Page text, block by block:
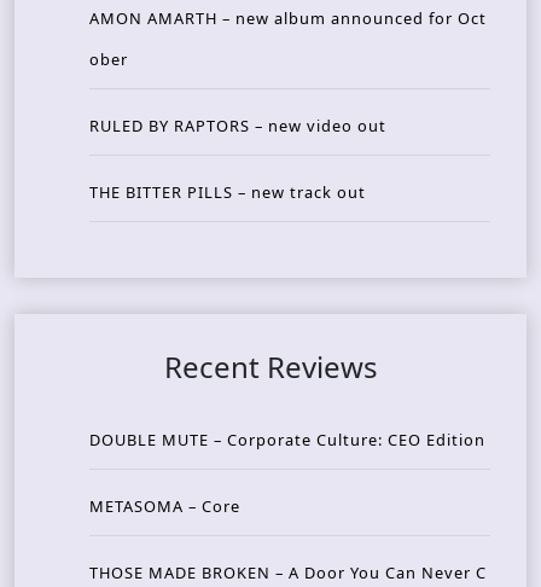
AMON AMARTH – new album announced for Oct
ober
RULED BY RAPTORS – new video out
THE BITTER PILLS – new track out
Recent Reviews
DOUBLE MUTE – Corporate Culture: CEO Edition
METASOMA – Core
THOSE MADE BROKEN – A Door You Can Never C